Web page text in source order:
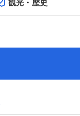
観光・歴史